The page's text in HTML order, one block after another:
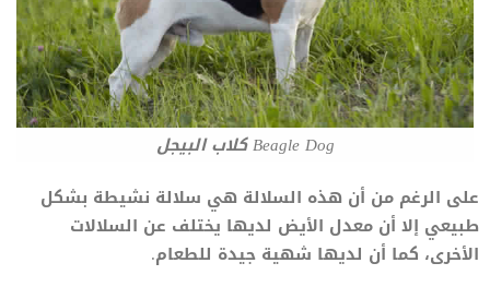
Beagle Dog كلاب البيجل
على الرغم من أن هذه السلالة هي سلالة نشيطة بشكل
طبيعي إلا أن معدل الأيض لديها يختلف عن السلالات
الأخرى، كما أن لديها شهية جيدة للطعام.